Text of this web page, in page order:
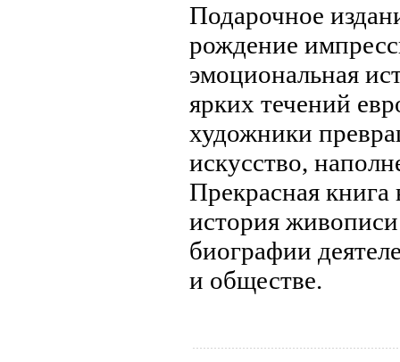
Подарочное
рождение
эмоциональная
ярких течений
художники
искусство,
Прекрасная книга
история
биографии
и обществе.